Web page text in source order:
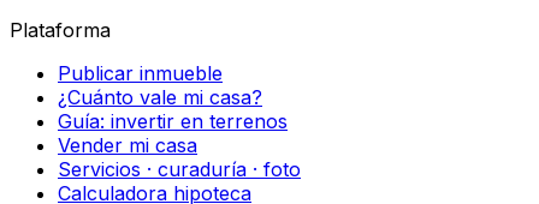
Plataforma
Publicar inmueble
¿Cuánto vale mi casa?
Guía: invertir en terrenos
Vender mi casa
Servicios · curaduría · foto
Calculadora hipoteca